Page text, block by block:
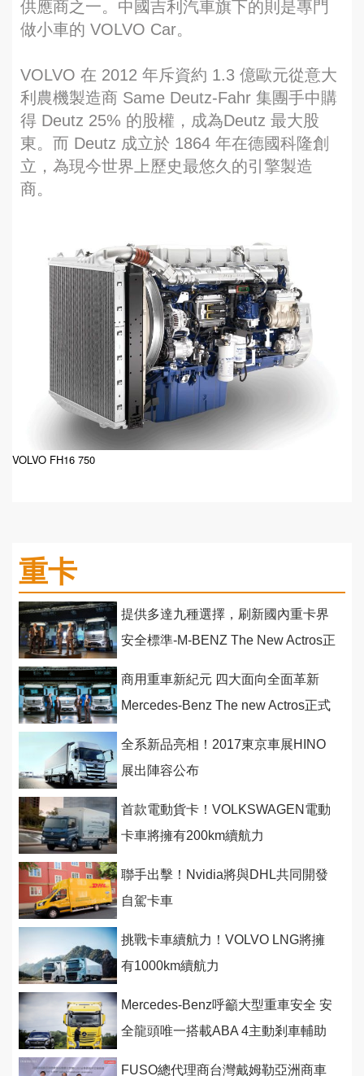
供應商之一。中國吉利汽車旗下的則是專門
做小車的 VOLVO Car。
VOLVO 在 2012 年斥資約 1.3 億歐元從意大
利農機製造商 Same Deutz-Fahr 集團手中購
得 Deutz 25% 的股權，成為Deutz 最大股
東。而 Deutz 成立於 1864 年在德國科隆創
立，為現今世界上歷史最悠久的引擎製造
商。
VOLVO FH16 750
重卡
提供多達九種選擇，刷新國內重卡界
安全標準-M-BENZ The New Actros正
商用重車新紀元 四大面向全面革新
Mercedes-Benz The new Actros正式
全系新品亮相！2017東京車展HINO
展出陣容公布
首款電動貨卡！VOLKSWAGEN電動
卡車將擁有200km續航力
聯手出擊！Nvidia將與DHL共同開發
自駕卡車
挑戰卡車續航力！VOLVO LNG將擁
有1000km續航力
Mercedes-Benz呼籲大型重車安全 安
全龍頭唯一搭載ABA 4主動剎車輔助
FUSO總代理商台灣戴姆勒亞洲商車